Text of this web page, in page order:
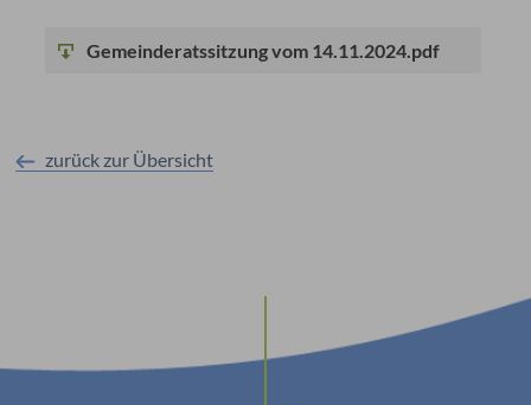
Gemeinderatssitzung vom 14.11.2024.pdf
zurück zur Übersicht